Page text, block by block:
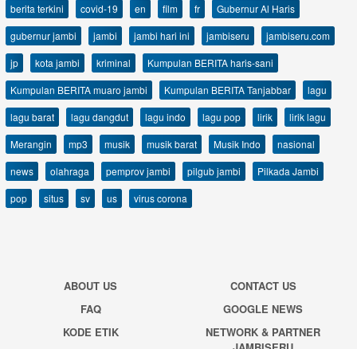
berita terkini
covid-19 en film fr
Gubernur Al Haris
gubernur jambi
jambi jambi hari ini jambiseru
jambiseru.com
jp
kota jambi kriminal
Kumpulan BERITA haris-sani
Kumpulan BERITA muaro jambi
Kumpulan BERITA Tanjabbar
lagu
lagu barat
lagu dangdut lagu indo lagu pop lirik
lirik lagu
Merangin
mp3 musik musik barat Musik Indo
nasional
news
olahraga pemprov jambi pilgub jambi
Pilkada Jambi
pop
situs sv us virus corona
ABOUT US
CONTACT US
FAQ
GOOGLE NEWS
KODE ETIK
NETWORK & PARTNER